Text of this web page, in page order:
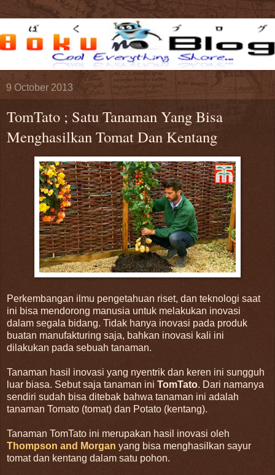
9 October 2013
TomTato ; Satu Tanaman Yang Bisa
Menghasilkan Tomat Dan Kentang
Perkembangan ilmu pengetahuan riset, dan teknologi saat
ini bisa mendorong manusia untuk melakukan inovasi
dalam segala bidang. Tidak hanya inovasi pada produk
buatan manufakturing saja, bahkan inovasi kali ini
dilakukan pada sebuah tanaman.
Tanaman hasil inovasi yang nyentrik dan keren ini sungguh
luar biasa. Sebut saja tanaman ini TomTato. Dari namanya
sendiri sudah bisa ditebak bahwa tanaman ini adalah
tanaman Tomato (tomat) dan Potato (kentang).
Tanaman TomTato ini merupakan hasil inovasi oleh
Thompson and Morgan yang bisa menghasilkan sayur
tomat dan kentang dalam satu pohon.